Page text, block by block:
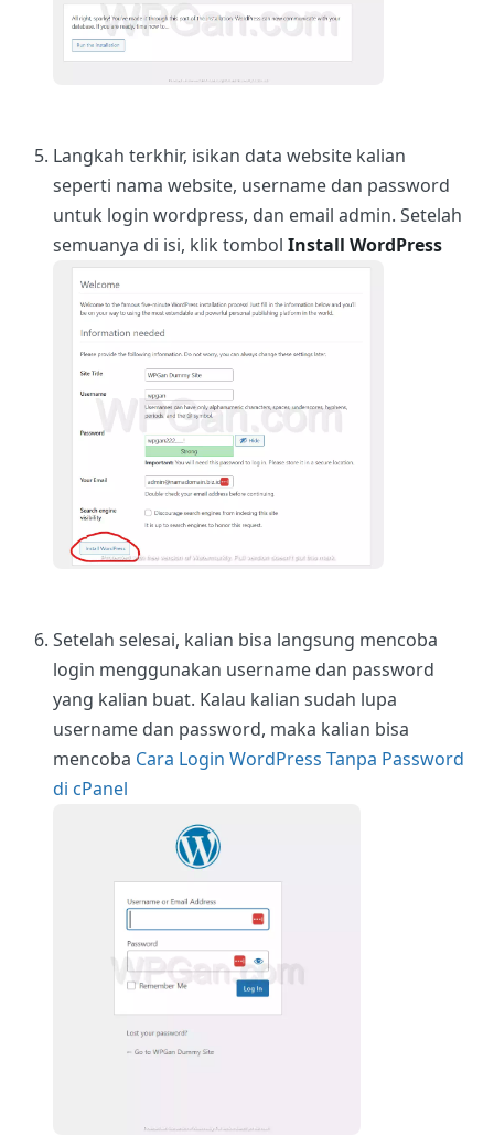
Langkah terkhir, isikan data website kalian
seperti nama website, username dan password
untuk login wordpress, dan email admin. Setelah
semuanya di isi, klik tombol Install WordPress
Setelah selesai, kalian bisa langsung mencoba
login menggunakan username dan password
yang kalian buat. Kalau kalian sudah lupa
username dan password, maka kalian bisa
mencoba Cara Login WordPress Tanpa Password
di cPanel